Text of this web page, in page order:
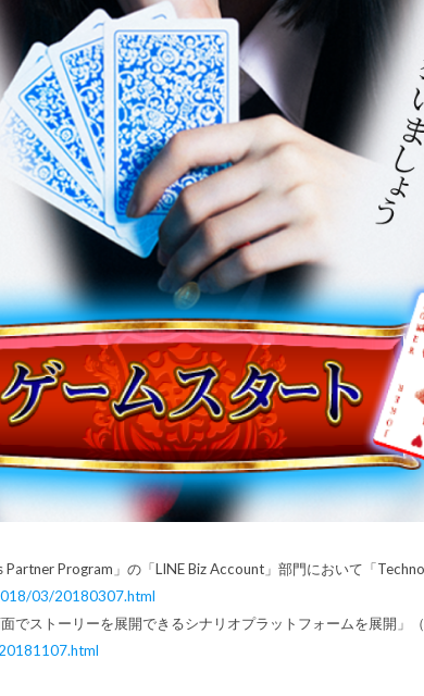
Partner Program」の「LINE Biz Account」部門において「
03/20180307.html
でストーリーを展開できるシナリオプラットフォームを展開」